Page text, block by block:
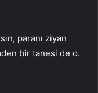
paranı ziyan
bir tanesi de o.